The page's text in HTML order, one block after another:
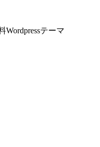
Wordpressテーマ